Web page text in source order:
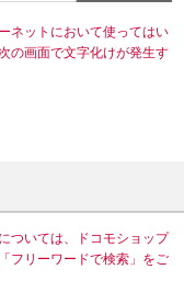
ネットにおいて使ってはい
の画面で文字化けが発生す
ついては、ドコモショップ
フリーワードで検索」をご